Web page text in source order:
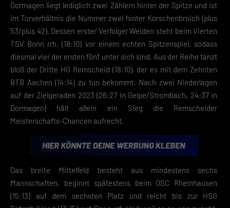
Dormagen liegt lediglich zwei Zählern hinter der Spitze und ist
im Torverhältnis die Nummer zwei hinter Korschenbroich (plus
53/plus 42). Dessen erster Verfolger Weiden steht beim Vierten
TSV Bonn rrh. (18:10) vor einem echten Spitzenspiel, sodass
diesmal vier der ersten fünf unter sich sind. Aus der Reihe tanzt
bloß der Dritte HG Remscheid (18:10), der es mit dem Zehnten
BTB Aachen (14:14) zu tun bekommt. Nach zwei Niederlagen
auf der Zielgeraden 2023 (26:27 in Gelpe/Strombach, 24:37 in
Dormagen) hält allein ein Sieg die Remscheider
Meisterschafts-Chancen aufrecht.
Das breite Mittelfeld besteht aus mindestens sechs
Mannschaften, beginnt spätestens beim OSC Rheinhausen
(15:13) auf dem sechsten Platz und reicht bis zur HSG